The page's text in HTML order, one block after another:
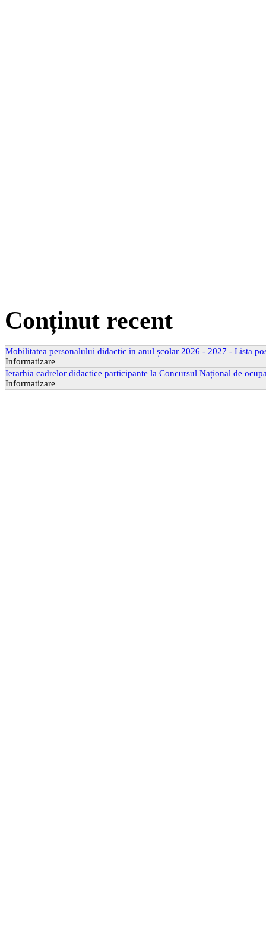
Conținut recent
Mobilitatea personalului didactic în anul școlar 2026 - 2027 - Lista
Informatizare
Ierarhia cadrelor didactice participante la Concursul Național de
Informatizare